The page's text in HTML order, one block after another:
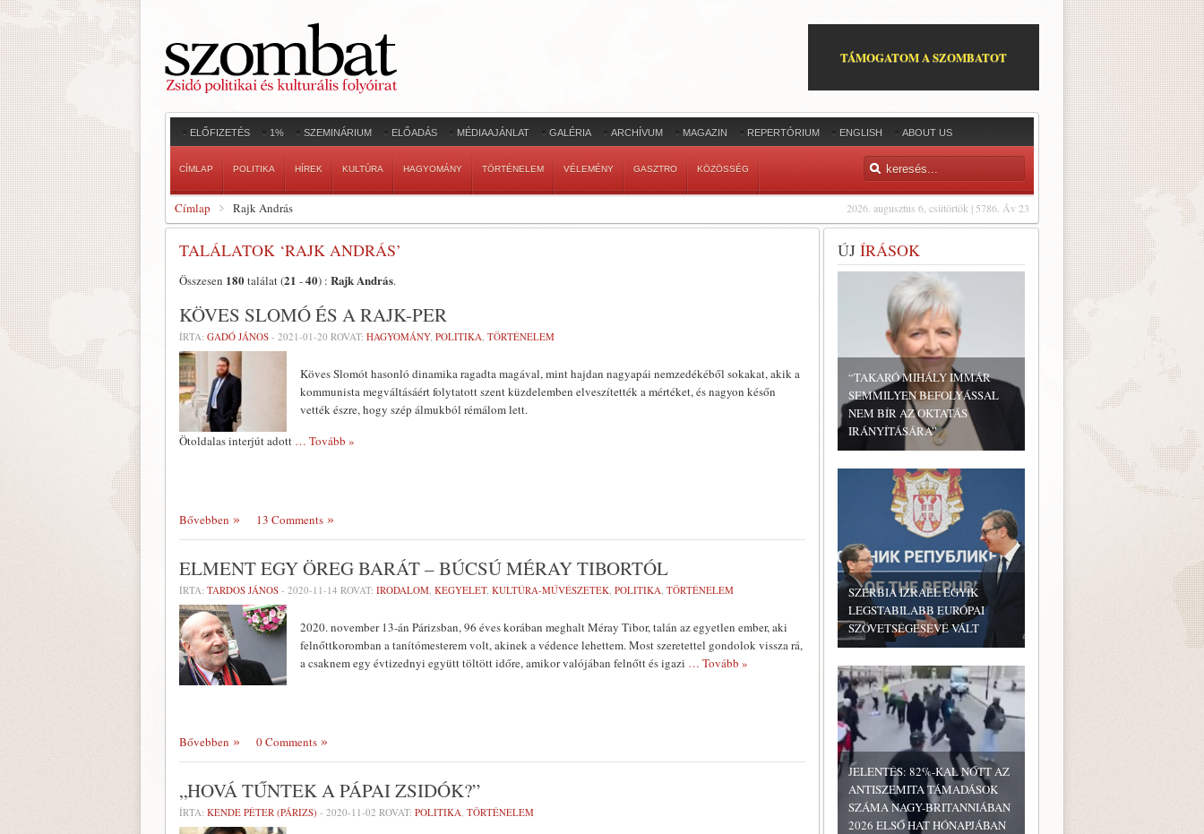
TÁMOGATOM A SZOMBATOT
ELŐFIZETÉS 1% SZEMINÁRIUM ELŐADÁS MÉDIAAJÁNLAT GALÉRIA ARCHÍVUM MAGAZIN REPERTÓRIUM ENGLISH ABOUT US
CÍMLAP POLITIKA HÍREK KULTÚRA HAGYOMÁNY TÖRTÉNELEM VÉLEMÉNY GASZTRO KÖZÖSSÉG
2026. augusztus 6, csütörtök | 5786. Áv 23
Címlap Rajk András
TALÁLATOK ‘RAJK ANDRÁS’
Összesen 180találat (21 -40) : Rajk András.
KÖVES SLOMÓ ÉS A RAJK-PER
ÍRTA: GADÓ JÁNOS - 2021-01-20 ROVAT: HAGYOMÁNY, POLITIKA, TÖRTÉNELEM
Köves Slomót hasonló dinamika ragadta magával, mint hajdan nagyapái nemzedékéből sokakat, akik a
kommunista megváltásáért folytatott szent küzdelemben elveszítették a mértéket, és nagyon későn
vették észre, hogy szép álmukból rémálom lett.
Ötoldalas interjút adott … Tovább »
Bővebben 13 Comments
ELMENT EGY ÖREG BARÁT – BÚCSÚ MÉRAY TIBORTÓL
ÍRTA: TARDOS JÁNOS - 2020-11-14 ROVAT: IRODALOM, KEGYELET, KULTÚRA-MŰVÉSZETEK, POLITIKA, TÖRTÉNELEM
2020. november 13-án Párizsban, 96 éves korában meghalt Méray Tibor, talán az egyetlen ember, aki
felnőttkoromban a tanítómesterem volt, akinek a védence lehettem. Most szeretettel gondolok vissza rá,
a csaknem egy évtizednyi együtt töltött időre, amikor valójában felnőtt és igazi … Tovább »
Bővebben 0 Comments
„HOVÁ TŰNTEK A PÁPAI ZSIDÓK?”
ÍRTA: KENDE PÉTER (PÁRIZS) - 2020-11-02 ROVAT: POLITIKA, TÖRTÉNELEM
ÚJ ÍRÁSOK
“TAKARÓ MIHÁLY IMMÁR
SEMMILYEN BEFOLYÁSSAL
NEM BÍR AZ OKTATÁS
IRÁNYÍTÁSÁRA”
SZERBIA IZRAEL EGYIK
LEGSTABILABB EURÓPAI
SZÖVETSÉGESÉVÉ VÁLT
JELENTÉS: 82%-KAL NŐTT AZ
ANTISZEMITA TÁMADÁSOK
SZÁMA NAGY-BRITANNIÁBAN
2026 ELSŐ HAT HÓNAPJÁBAN